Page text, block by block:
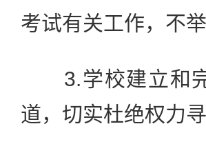
考试有关工作，不
3.学校建立和完
道，切实杜绝权力寻